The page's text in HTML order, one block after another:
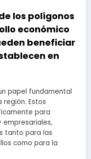
los polígonos
económico
beneficiar
en
papel fundamental
Estos
para
empresariales,
tanto para las
como para la